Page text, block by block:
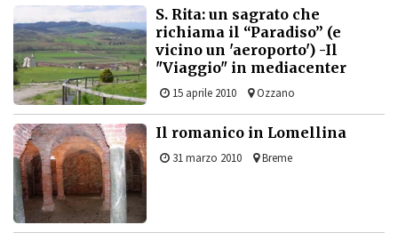
S. Rita: un sagrato che
richiama il “Paradiso” (e
vicino un 'aeroporto') -Il
"Viaggio" in mediacenter
15 aprile 2010 Ozzano
Il romanico in Lomellina
31 marzo 2010 Breme